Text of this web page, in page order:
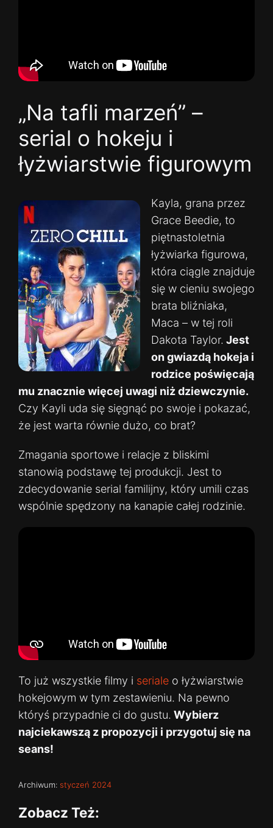
„Na tafli marzeń” –
serial o hokeju i
łyżwiarstwie figurowym
Kayla, grana przez
Grace Beedie, to
piętnastoletnia
łyżwiarka figurowa,
która ciągle znajduje
się w cieniu swojego
brata bliźniaka,
Maca – w tej roli
Dakota Taylor. Jest
on gwiazdą hokeja i
rodzice poświęcają
mu znacznie więcej uwagi niż dziewczynie.
Czy Kayli uda się sięgnąć po swoje i pokazać,
że jest warta równie dużo, co brat?
Zmagania sportowe i relacje z bliskimi
stanowią podstawę tej produkcji. Jest to
zdecydowanie serial familijny, który umili czas
wspólnie spędzony na kanapie całej rodzinie.
To już wszystkie filmy i seriale o łyżwiarstwie
hokejowym w tym zestawieniu. Na pewno
któryś przypadnie ci do gustu. Wybierz
najciekawszą z propozycji i przygotuj się na
seans!
Archiwum: styczeń 2024
Zobacz Też: